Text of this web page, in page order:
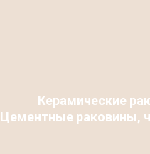
Керамические
Цементные раковины,